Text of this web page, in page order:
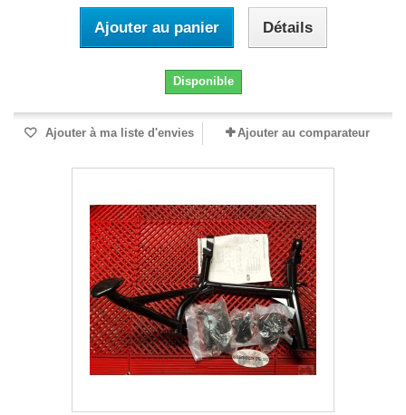
Ajouter au panier Détails
Disponible
Ajouter à ma liste d'envies Ajouter au comparateur